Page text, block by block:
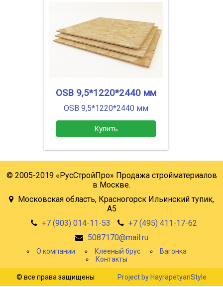
OSB 9,5*1220*2440 мм
OSB 9,5*1220*2440 мм
Купить
© 2005-2019 «РусСтройПро» Продажа стройматериалов
в Москве.
Московская область, Красногорск Ильинский тупик,
А5
+7 (903) 014-11-53
+7 (495) 411-17-62
5087170@mail.ru
О компании Клееный брус
Вагонка
Контакты
© все права защищены Project by HayrapetyanStyle